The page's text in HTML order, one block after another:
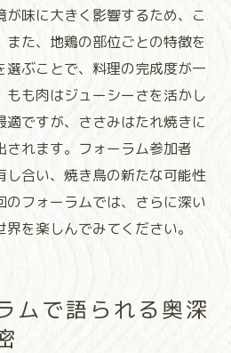
味に大きく影響するため、こ
た、地鶏の部位ごとの特徴を
ぶことで、料理の完成度が一
もも肉はジューシーさを活かし
ですが、ささみはたれ焼きに
されます。フォーラム参加者
し合い、焼き鳥の新たな可能性
のフォーラムでは、さらに深い
を楽しんでみてください。
ムで語られる奥深